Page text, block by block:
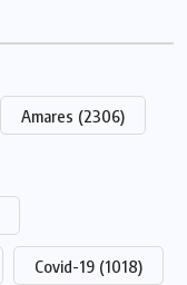
Amares (2306)
Covid-19 (1018)